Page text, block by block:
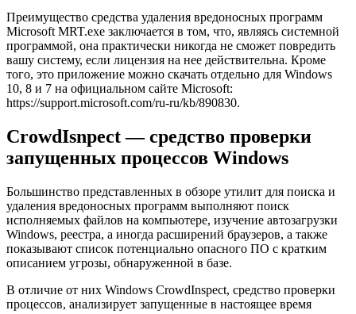
Преимущество средства удаления вредоносных программ
Microsoft MRT.exe заключается в том, что, являясь системной
программой, она практически никогда не сможет повредить
вашу систему, если лицензия на нее действительна. Кроме
того, это приложение можно скачать отдельно для Windows
10, 8 и 7 на официальном сайте Microsoft:
https://support.microsoft.com/ru-ru/kb/890830.
CrowdIsnpect — средство проверки
запущенных процессов Windows
Большинство представленных в обзоре утилит для поиска и
удаления вредоносных программ выполняют поиск
исполняемых файлов на компьютере, изучение автозагрузки
Windows, реестра, а иногда расширений браузеров, а также
показывают список потенциально опасного ПО с кратким
описанием угрозы, обнаруженной в базе.
В отличие от них Windows CrowdInspect, средство проверки
процессов, анализирует запущенные в настоящее время